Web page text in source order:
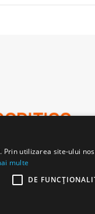
utilizarea site-ului
multe
DE